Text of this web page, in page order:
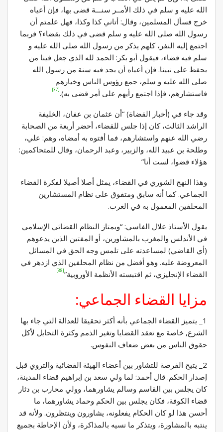
الله عليه و سلم في ذلك الأمــر سنـــة قضى بها، فإن أعياه
خرج فسأل المسلمين، وقال: أتاني كذا وكذا، فهل علمتم أن
رسول الله صلى الله عليه و سلم قضى في ذلك بقضاء؟ فربما
اجتمع إليه النفر، كلهم يذكر من رسول الله صلى الله عليه و
سلم فيه قضاء، فيقول أبو بكر: الحمد لله الذي جعل فينا من
يحفظ على نبينا. فإن أعياه أن يجد فيه سنة من رسول الله
صلى الله عليه و سلم، جمع رؤوس الناس وخيارهم
فاستشارهم، فإذا اجتمع رأيهم على أمر قضى به).[37]
وقد جاء في (أخبار القضاة) “أن عثمان بن عفان، الخليفة
الراشد الثالث، كان إذا جلس للقضاء، أحضر أربعة من الصحابة
رضي الله عنهم واستشارهم، فما أفتوه به أمضاه، وهم: علي،
وطلحة بن عبيد الله، والزبير، وعبد الرحمان، وقال للمتحاكمين:
هؤلاء قضوا، لست أنا”
وهذا النهج الشوري في القضاء، يمثل أصلا أصيلا لفكرة القضاء
الجماعي. كما أنه سابق ومتفوق على نظام المستشارين
المحلفين المعمول به في الغرب.
يقول الأستاذ علال الفاسي: “ويمتاز النظام القضائي الإسلامي
في الأندلس والمغرب بالمشاورين، أو المفتين الذين يدعوهم
(أي القاضي) لمساعدته على تلمس وجه الحق في المسائل
المعروضة عليه. وهو أفضل من نظام المحلفين الذي ازدهر في
القضاء الإنجليزي، ثم اقتبسته الأنظمة الأوروبية”[38]
مزايا القضاء الجماعي:
1_ يتميز القضاء الجماعي بأنه أكثر تحقيقا للعدالة التي جاء بها
الشرع, خاصة مع تعقد القضايا وتغير الذمم وكثرة التحايل لأكل
حقوق الناس من بعض ضعاف النفوس.
2_ يتيح الفرصة للتشاور بين أعضاء الهيئة القضائية والتروي قبل
إصدار الحكم. قال أحمد: لما ولي سعد بن إبراهيم قضاء المدينة،
كان يجلس بين القاسم وسالم يشاورهما، وولي محارب بن دثار
قضاء الكوفة، فكان يجلس بين الحكم وحماد يشاورهما، ما
أحسن هذا لو كان الحكام يفعلونه، يشاورون وينتظرون. ولأنه قد
ينتبه بالمشاورة، ويتذكر ما نسيه بالمذاكرة، ولأن الإحاطة بجميع